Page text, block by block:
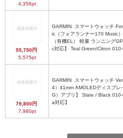
4,356pt
55,750円
5,575pt
GARMIN
ic（フォアランナー170 Music
（有機EL） 軽量 ランニング
c対応】 Teal Green/Citron
79,800円
7,980pt
GARMIN
4）41mm AMOLEDディスプレ
G）アプリ】 Slate / Black
a対応】